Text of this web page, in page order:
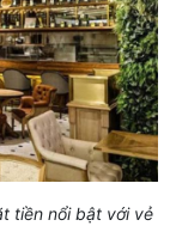
tiền nổi bật với vẻ